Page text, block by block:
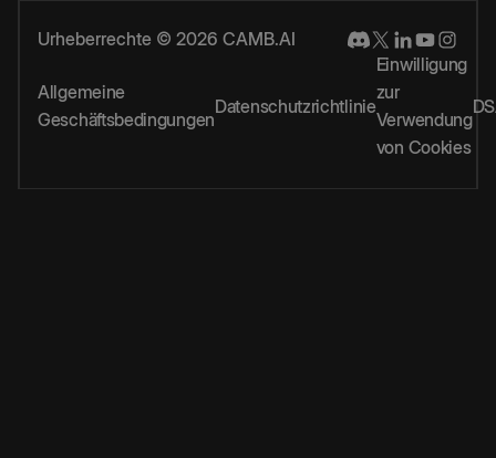
Urheberrechte © 2026 CAMB.AI
Allgemeine
Geschäftsbedingungen
Datenschutzrichtlinie
Einwilligung
zur
Verwendung
von Cookies